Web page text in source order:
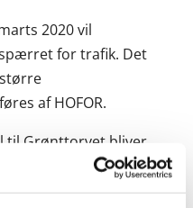
2020 vil
for trafik. Det
af HOFOR.
til Grønttorvet bliver
og cyklister